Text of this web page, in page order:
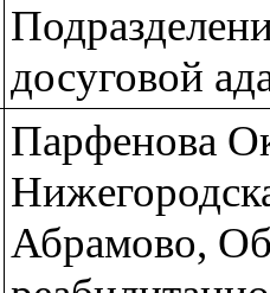
досуговой
Парфенова
Абрамово,